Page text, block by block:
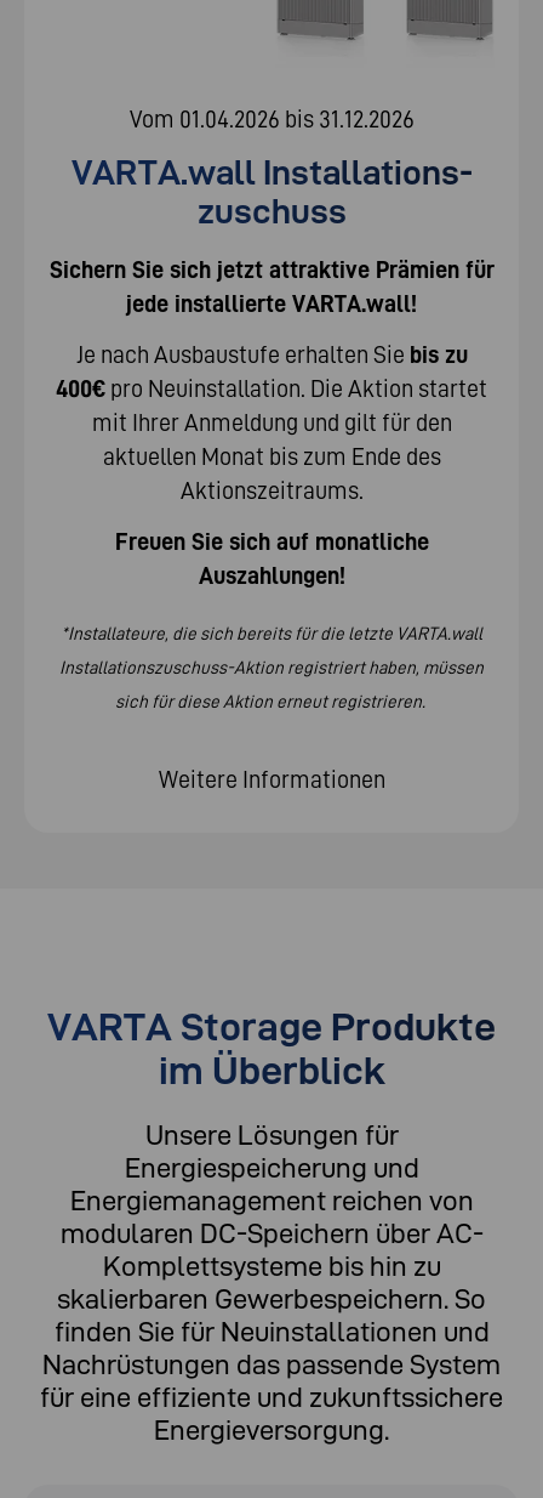
Vom 01.04.2026 bis 31.12.2026
VARTA.wall Installations­
zuschuss
Sichern Sie sich jetzt attraktive Prämien für
jede installierte VARTA.wall!
Je nach Ausbaustufe erhalten Sie bis zu
400€ pro Neuinstallation. Die Aktion startet
mit Ihrer Anmeldung und gilt für den
aktuellen Monat bis zum Ende des
Aktionszeitraums.
Freuen Sie sich auf monatliche
Auszahlungen!
*Installateure, die sich bereits für die letzte VARTA.wall
Installationszuschuss-Aktion registriert haben, müssen
sich für diese Aktion erneut registrieren.
Weitere Informationen
VARTA Storage Produkte
im Überblick
Unsere Lösungen für
Energiespeicherung und
Energiemanagement reichen von
modularen DC-Speichern über AC-
Komplettsysteme bis hin zu
skalierbaren Gewerbespeichern. So
finden Sie für Neuinstallationen und
Nachrüstungen das passende System
für eine effiziente und zukunftssichere
Energieversorgung.